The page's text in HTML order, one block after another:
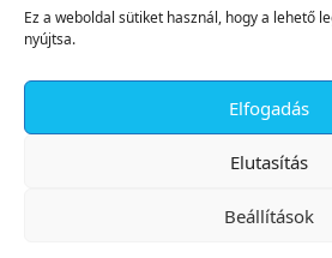
Ez a weboldal sütiket használ, hogy a lehető
nyújtsa.
Elfogadás
Elutasítás
Beállítások